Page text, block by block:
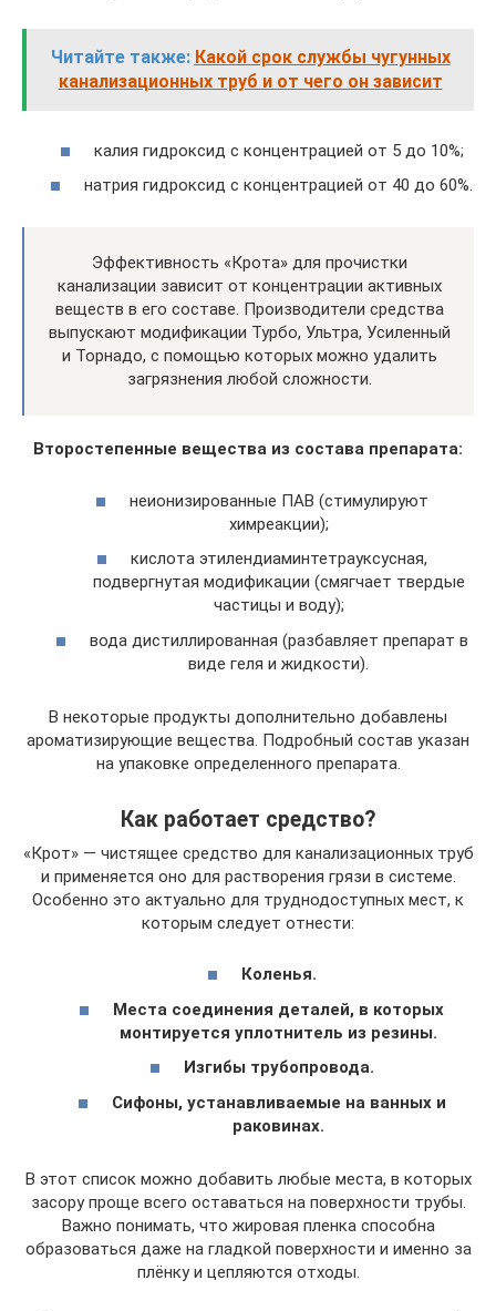
Читайте также: Какой срок службы чугунных
канализационных труб и от чего он зависит
калия гидроксид с концентрацией от 5 до 10%;
натрия гидроксид с концентрацией от 40 до 60%.
Эффективность «Крота» для прочистки
канализации зависит от концентрации активных
веществ в его составе. Производители средства
выпускают модификации Турбо, Ультра, Усиленный
и Торнадо, с помощью которых можно удалить
загрязнения любой сложности.
Второстепенные вещества из состава препарата:
неионизированные ПАВ (стимулируют
химреакции);
кислота этилендиаминтетрауксусная,
подвергнутая модификации (смягчает твердые
частицы и воду);
вода дистиллированная (разбавляет препарат в
виде геля и жидкости).
В некоторые продукты дополнительно добавлены
ароматизирующие вещества. Подробный состав указан
на упаковке определенного препарата.
Как работает средство?
«Крот» — чистящее средство для канализационных труб
и применяется оно для растворения грязи в системе.
Особенно это актуально для труднодоступных мест, к
которым следует отнести:
Коленья.
Места соединения деталей, в которых
монтируется уплотнитель из резины.
Изгибы трубопровода.
Сифоны, устанавливаемые на ванных и
раковинах.
В этот список можно добавить любые места, в которых
засору проще всего оставаться на поверхности трубы.
Важно понимать, что жировая пленка способна
образоваться даже на гладкой поверхности и именно за
плёнку и цепляются отходы.